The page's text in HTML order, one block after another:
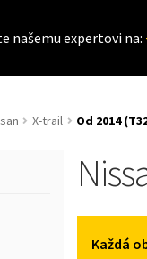
našemu expertovi na:
X-trail Od 2014
Každá